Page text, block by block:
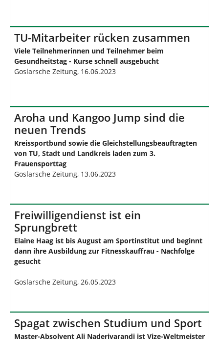
TU-Mitarbeiter rücken zusammen
Viele Teilnehmerinnen und Teilnehmer beim
Gesundheitstag - Kurse schnell ausgebucht
Goslarsche Zeitung, 16.06.2023
Aroha und Kangoo Jump sind die
neuen Trends
Kreissportbund sowie die Gleichstellungsbeauftragten
von TU, Stadt und Landkreis laden zum 3.
Frauensporttag
Goslarsche Zeitung, 13.06.2023
Freiwilligendienst ist ein
Sprungbrett
Elaine Haag ist bis August am Sportinstitut und beginnt
dann ihre Ausbildung zur Fitnesskauffrau - Nachfolge
gesucht
Goslarsche Zeitung, 26.05.2023
Spagat zwischen Studium und Sport
Master-Absolvent Ali Naderivarandi ist Vize-Weltmeister